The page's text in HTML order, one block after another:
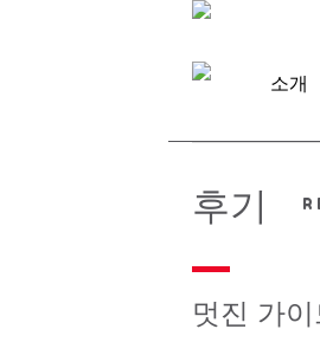
소개
후기
멋진 가